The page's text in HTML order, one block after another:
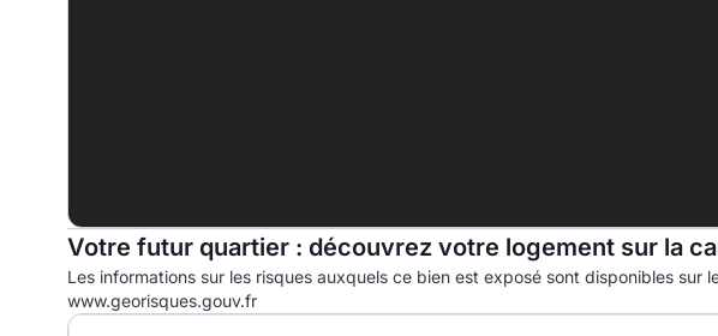
Votre futur quartier : découvrez votre logement sur la
Les informations sur les risques auxquels ce bien est exposé sont disponibles sur
www.georisques.gouv.fr